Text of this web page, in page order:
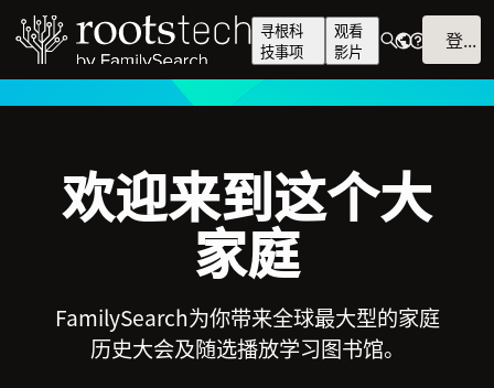
寻根科
技事项
观看
影片
登入
欢迎来到这个大
家庭
FamilySearch为你带来全球最大型的家庭
历史大会及随选播放学习图书馆。